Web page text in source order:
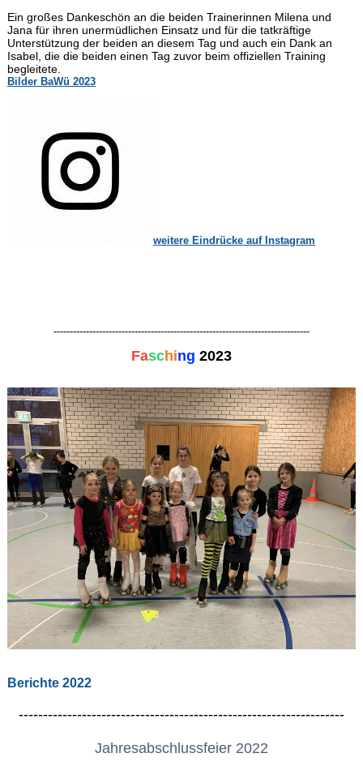
Ein großes Dankeschön an die beiden Trainerinnen Milena und
Jana für ihren unermüdlichen Einsatz und für die tatkräftige
Unterstützung der beiden an diesem Tag und auch ein Dank an
Isabel, die die beiden einen Tag zuvor beim offiziellen Training
begleitete.
Bilder BaWü 2023
weitere Eindrücke auf Instagram
-------------------------------------------------------------------------------
Fasching 2023
Berichte 2022
-------------------------------------------------------------------
Jahresabschlussfeier 2022